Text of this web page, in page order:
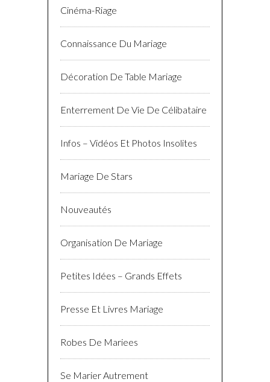
Cinéma-Riage
Connaissance Du Mariage
Décoration De Table Mariage
Enterrement De Vie De Célibataire
Infos – Vidéos Et Photos Insolites
Mariage De Stars
Nouveautés
Organisation De Mariage
Petites Idées – Grands Effets
Presse Et Livres Mariage
Robes De Mariees
Se Marier Autrement